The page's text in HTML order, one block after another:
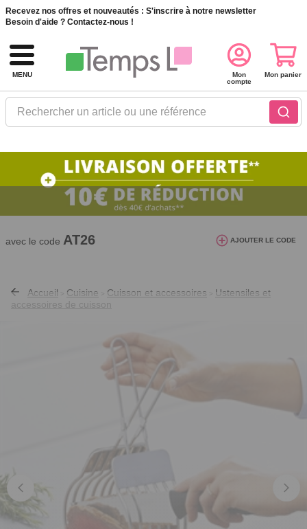
Recevez nos offres et nouveautés : S'inscrire à notre newsletter
Besoin d'aide ? Contactez-nous !
MENU
Rechercher un article ou une référence
Mon
compte
Mon panier
10€ de réduction dès 40€ d'achat. Offre
valable du 03/08/2026 au 12/08/2026.
avec le code AT26 AJOUTER LE CODE
Accueil Cuisine Cuisson et accessoires
Ustensiles et
accessoires de cuisson